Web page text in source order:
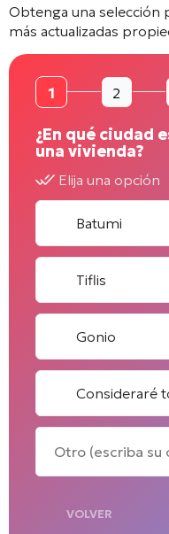
Obtenga una selección
más actualizadas
1 2
¿En qué ciudad
una vivienda?
Elija una opción
Batumi
Tiflis
Gonio
Consideraré
VOLVER